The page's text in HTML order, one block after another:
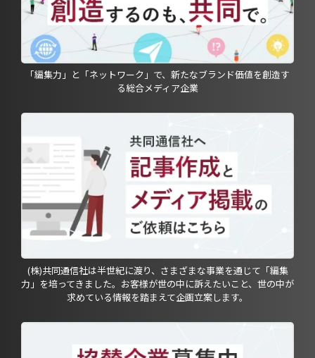
「編集力」と「ネットワーク」で、新たなブランド価値を創造す
る総合メディア企業
(株)共同通信社は半世紀に渡り、さまざまな事業を通じて「編集
力」を培ってきました。お客様が世の中に訴えたいこと、世の中が
求めている情報を踏まえて企画立案します。